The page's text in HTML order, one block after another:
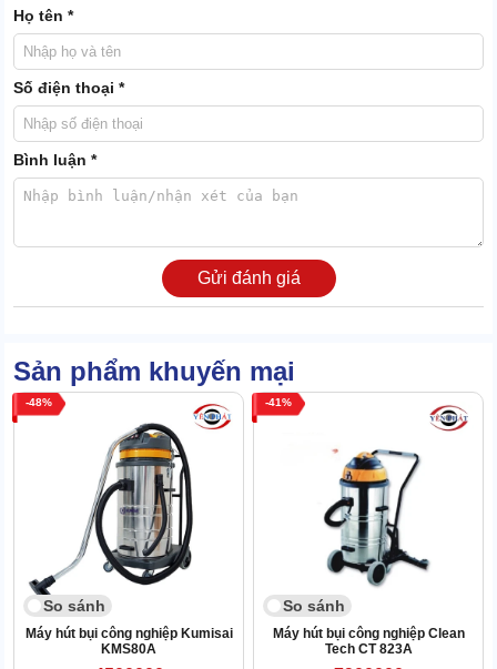
Phụ tùng đều do chính IPC sản xuất và lắp ghép hoàn thiện nên
cho mối nối kín kẽ. Tháo, lắp nhanh chóng chỉ bằng vài thao tác,
Máy hút bụi IPC nhà xưởng GS 1/33 HEPA
nước IPC GP 2/62 W&D
Họ tên *
Số điện thoại *
Bình luận *
Gửi đánh giá
Sản phẩm khuyến mại
48
So sánh
Máy hút bụi công nghiệp Kumisai
KMS80A
41
So sánh
Máy hút bụi công nghiệp Clean
Tech CT 823A